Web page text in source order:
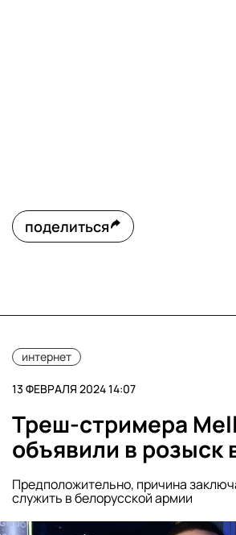
поделиться
интернет
13 ФЕВРАЛЯ 2024 14:07
Треш-стримера
объявили в розыск
Предположительно, причина
служить в белорусской армии